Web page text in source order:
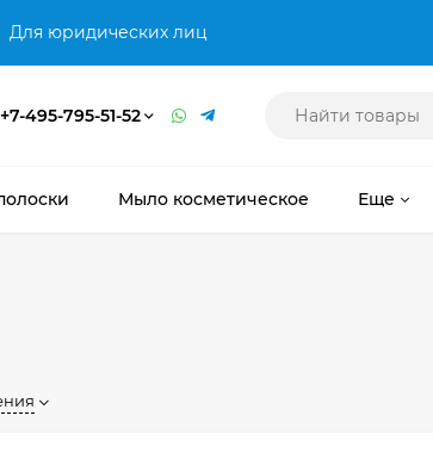
Для юридических лиц
+7-495-795-51-52
Мыло косметическое Еще